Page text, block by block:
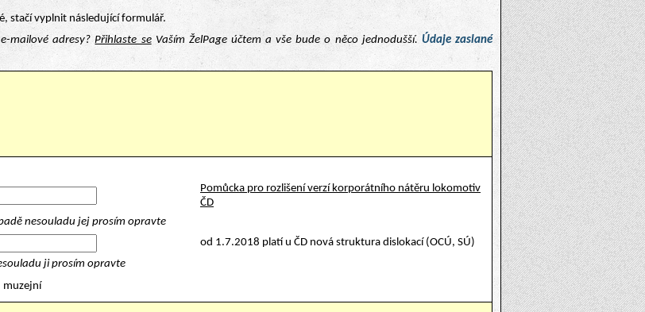
stačí vyplnit následující formulář.
mailové adresy?Přihlaste seVaším ŽelPage účtem a vše bude o něco jednodušší. Údaje zaslané
Pomůcka pro rozlišení verzí korporátního nátěru lokomotiv
ČD
nesouladu jej prosím opravte
od 1.7.2018 platí u ČD nová struktura dislokací (OCÚ, SÚ)
ji prosím opravte
muzejní